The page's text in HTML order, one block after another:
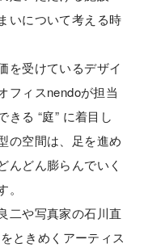
いについて考える時
を受けているデザイ
フィスnendoが担当
きる “庭” に着目し
の空間は、足を進め
んどん膨らんでいく
二や写真家の石川直
ときめくアーティス